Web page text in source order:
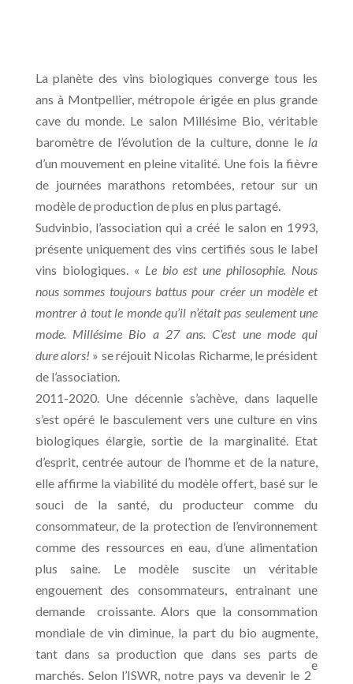
La planète des vins biologiques converge tous les
ans à Montpellier, métropole érigée en plus grande
cave du monde. Le salon Millésime Bio, véritable
baromètre de l’évolution de la culture, donne le la
d’un mouvement en pleine vitalité. Une fois la fièvre
de journées marathons retombées, retour sur un
modèle de production de plus en plus partagé.
Sudvinbio, l’association qui a créé le salon en 1993,
présente uniquement des vins certifiés sous le label
vins biologiques. « Le bio est une philosophie. Nous
nous sommes toujours battus pour créer un modèle et
montrer à tout le monde qu’il n’était pas seulement une
mode. Millésime Bio a 27 ans. C’est une mode qui
dure alors! » se réjouit Nicolas Richarme, le président
de l’association.
2011-2020. Une décennie s’achève, dans laquelle
s’est opéré le basculement vers une culture en vins
biologiques élargie, sortie de la marginalité. Etat
d’esprit, centrée autour de l’homme et de la nature,
elle affirme la viabilité du modèle offert, basé sur le
souci de la santé, du producteur comme du
consommateur, de la protection de l’environnement
comme des ressources en eau, d’une alimentation
plus saine. Le modèle suscite un véritable
engouement des consommateurs, entrainant une
demande croissante. Alors que la consommation
mondiale de vin diminue, la part du bio augmente,
tant dans sa production que dans ses parts de
marchés. Selon l’ISWR, notre pays va devenir le 2
e